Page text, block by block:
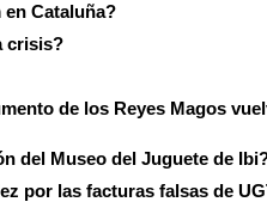
en Cataluña?
crisis?
de los Reyes Magos
del Museo del Juguete de
por las facturas falsas de